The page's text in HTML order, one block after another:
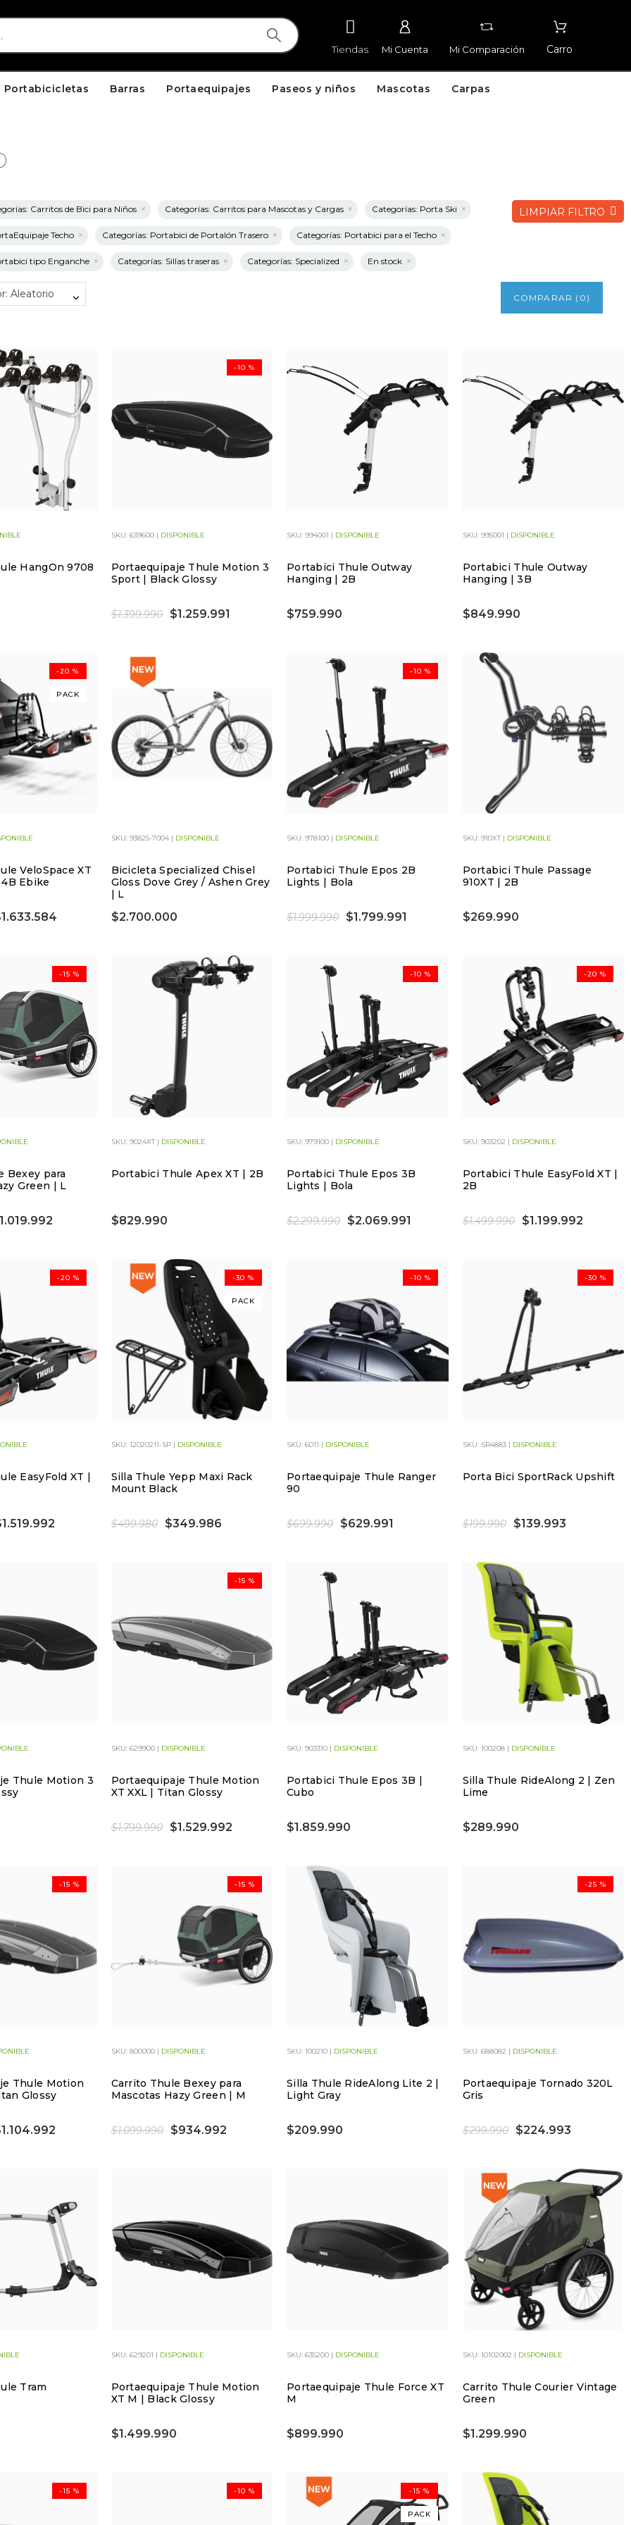
Tiendas Mi Cuenta Mi Comparación Carro
Portabicicletas Barras Portaequipajes Paseos y niños Mascotas Carpas
LIMPIAR FILTRO
Carritos de Bici para Niños Categorías: Carritos para Mascotas y Cargas Categorías: Porta Ski
Techo Categorías: Portabici de Portalón Trasero Categorías: Portabici para el Techo
tipo Enganche Categorías: Sillas traseras Categorías: Specialized En stock
Aleatorio COMPARAR ( 0 )
HangOn 9708
SKU: 639600 | DISPONIBLE
Portaequipaje Thule Motion 3
Sport | Black Glossy
$1.399.990 $1.259.991
-10 %
SKU: 994001 | DISPONIBLE
Portabici Thule Outway
Hanging | 2B
$759.990
SKU: 995001 | DISPONIBLE
Portabici Thule Outway
Hanging | 3B
$849.990
VeloSpace XT
Ebike
-20 %
PACK
SKU: 93825-7004 | DISPONIBLE
Bicicleta Specialized Chisel
Gloss Dove Grey / Ashen Grey
| L
$2.700.000
SKU: 978100 | DISPONIBLE
Portabici Thule Epos 2B
Lights | Bola
$1.999.990 $1.799.991
-10 %
SKU: 910XT | DISPONIBLE
Portabici Thule Passage
910XT | 2B
$269.990
Bexey para
Green | L
-15 %
SKU: 9024XT | DISPONIBLE
Portabici Thule Apex XT | 2B
$829.990
SKU: 979100 | DISPONIBLE
Portabici Thule Epos 3B
Lights | Bola
$2.299.990 $2.069.991
-10 %
SKU: 903202 | DISPONIBLE
Portabici Thule EasyFold XT |
2B
$1.499.990 $1.199.992
-20 %
EasyFold XT |
-20 %
SKU: 12020211-SP | DISPONIBLE
Silla Thule Yepp Maxi Rack
Mount Black
$499.980 $349.986
-30 %
PACK
SKU: 6011 | DISPONIBLE
Portaequipaje Thule Ranger
90
$699.990 $629.991
-10 %
SKU: SR4883 | DISPONIBLE
Porta Bici SportRack Upshift
$199.990 $139.993
-30 %
Thule Motion 3
SKU: 629900 | DISPONIBLE
Portaequipaje Thule Motion
XT XXL | Titan Glossy
$1.799.990 $1.529.992
-15 %
SKU: 903310 | DISPONIBLE
Portabici Thule Epos 3B |
Cubo
$1.859.990
SKU: 100208 | DISPONIBLE
Silla Thule RideAlong 2 | Zen
Lime
$289.990
Thule Motion
Glossy
-15 %
SKU: 800000 | DISPONIBLE
Carrito Thule Bexey para
Mascotas Hazy Green | M
$1.099.990 $934.992
-15 %
SKU: 100210 | DISPONIBLE
Silla Thule RideAlong Lite 2 |
Light Gray
$209.990
SKU: 688082 | DISPONIBLE
Portaequipaje Tornado 320L
Gris
$299.990 $224.993
-25 %
Tram
SKU: 629201 | DISPONIBLE
Portaequipaje Thule Motion
XT M | Black Glossy
$1.499.990
SKU: 635200 | DISPONIBLE
Portaequipaje Thule Force XT
M
$899.990
SKU: 10102002 | DISPONIBLE
Carrito Thule Courier Vintage
Green
$1.299.990
-15 % -10 % -15 %
PACK